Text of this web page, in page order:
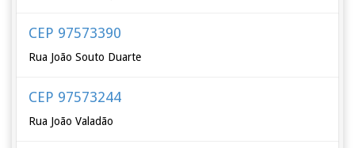
CEP 97573390
Rua João Souto Duarte
CEP 97573244
Rua João Valadão